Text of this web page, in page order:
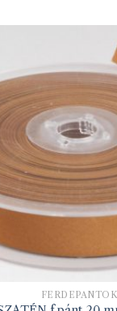
FERDEPÁNTOK